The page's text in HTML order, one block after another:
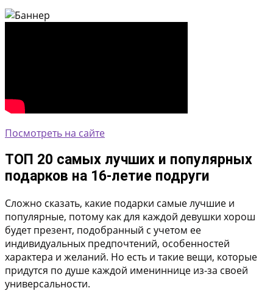
Посмотреть на сайте
ТОП 20 самых лучших и популярных
подарков на 16-летие подруги
Сложно сказать, какие подарки самые лучшие и
популярные, потому как для каждой девушки хорош
будет презент, подобранный с учетом ее
индивидуальных предпочтений, особенностей
характера и желаний. Но есть и такие вещи, которые
придутся по душе каждой имениннице из-за своей
универсальности.